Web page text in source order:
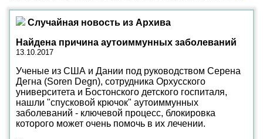
Случайная новость из Архива
Найдена причина аутоиммунных заболеваний
13.10.2017
Ученые из США и Дании под руководством Серена
Дегна (Soren Degn), сотрудника Орхусского
университета и Бостонского детского госпиталя,
нашли "спусковой крючок" аутоиммунных
заболеваний - ключевой процесс, блокировка
которого может очень помочь в их лечении.